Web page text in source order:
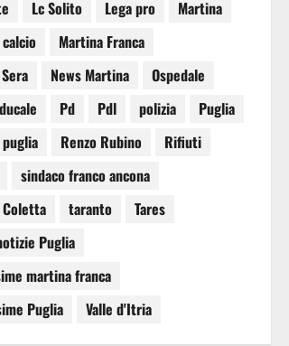
Lc Solito Lega pro
Martina
Martina Franca
News Martina
Ospedale
Pd Pdl polizia
Puglia
Renzo Rubino
Rifiuti
sindaco franco ancona
taranto
Tares
Puglia
martina franca
Puglia
Valle d'Itria